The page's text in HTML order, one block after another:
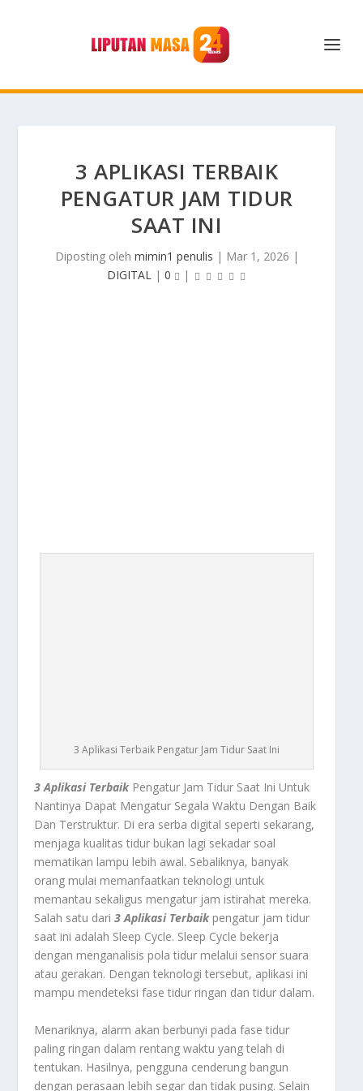
3 APLIKASI TERBAIK
PENGATUR JAM TIDUR
SAAT INI
Diposting oleh mimin1 penulis | Mar 1, 2026 |
DIGITAL | 0 |
3 Aplikasi Terbaik Pengatur Jam Tidur Saat Ini
3 Aplikasi TerbaikPengatur Jam Tidur Saat Ini Untuk
Nantinya Dapat Mengatur Segala Waktu Dengan Baik
Dan Terstruktur. Di era serba digital seperti sekarang,
menjaga kualitas tidur bukan lagi sekadar soal
mematikan lampu lebih awal. Sebaliknya, banyak
orang mulai memanfaatkan teknologi untuk
memantau sekaligus mengatur jam istirahat mereka.
Salah satu dari3 Aplikasi Terbaikpengatur jam tidur
saat ini adalah Sleep Cycle. Sleep Cycle bekerja
dengan menganalisis pola tidur melalui sensor suara
atau gerakan. Dengan teknologi tersebut, aplikasi ini
mampu mendeteksi fase tidur ringan dan tidur dalam.
Menariknya, alarm akan berbunyi pada fase tidur
paling ringan dalam rentang waktu yang telah di
tentukan. Hasilnya, pengguna cenderung bangun
dengan perasaan lebih segar dan tidak pusing. Selain